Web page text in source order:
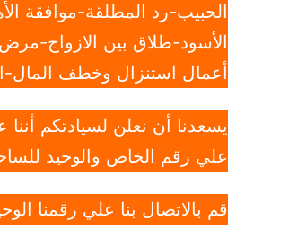
الحبيب-رد المطلقة-موافقة
الأسود-طلاق بين الازواج-
أعمال استنزال وخطف المال-
يسعدنا أن نعلن لسيادتكم
علي رقم الخاص والوحيد
قم بالاتصال بنا علي رقمنا